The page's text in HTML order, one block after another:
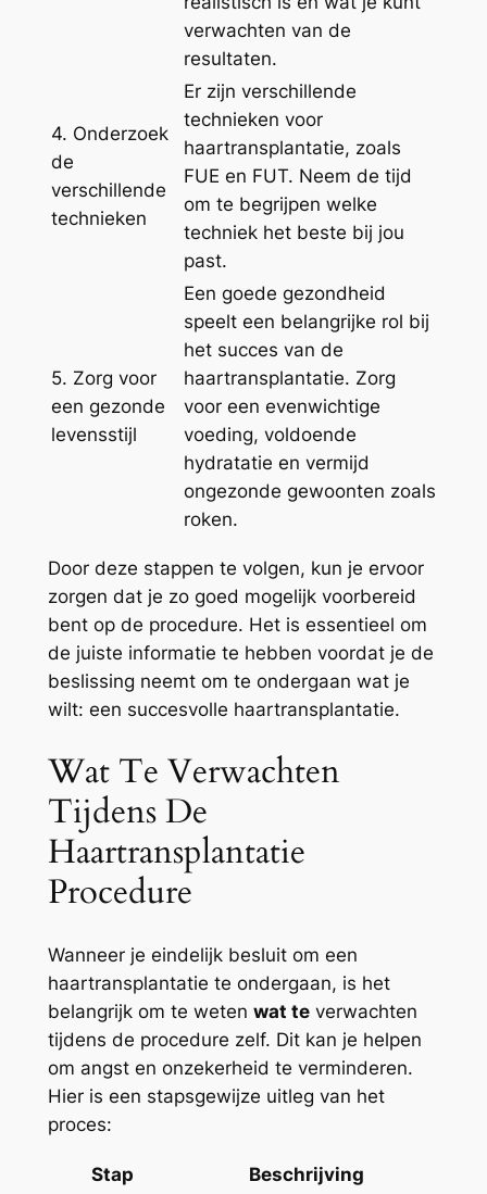
verwachten van de
resultaten.
4. Onderzoek
de
verschillende
technieken
Er zijn verschillende
technieken voor
haartransplantatie, zoals
FUE en FUT. Neem de tijd
om te begrijpen welke
techniek het beste bij jou
past.
5. Zorg voor
een gezonde
levensstijl
Een goede gezondheid
speelt een belangrijke rol bij
het succes van de
haartransplantatie. Zorg
voor een evenwichtige
voeding, voldoende
hydratatie en vermijd
ongezonde gewoonten zoals
roken.
Door deze stappen te volgen, kun je ervoor
zorgen dat je zo goed mogelijk voorbereid
bent op de procedure. Het is essentieel om
de juiste informatie te hebben voordat je de
beslissing neemt om te ondergaan wat je
wilt: een succesvolle haartransplantatie.
Wat Te Verwachten
Tijdens De
Haartransplantatie
Procedure
Wanneer je eindelijk besluit om een
haartransplantatie te ondergaan, is het
belangrijk om te weten wat teverwachten
tijdens de procedure zelf. Dit kan je helpen
om angst en onzekerheid te verminderen.
Hier is een stapsgewijze uitleg van het
proces:
Stap Beschrijving